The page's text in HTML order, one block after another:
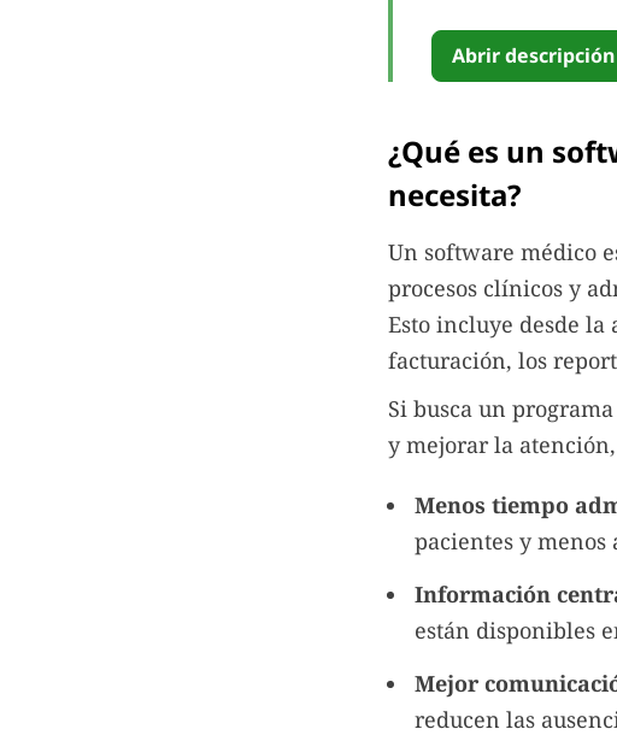
Abrir
¿Qué es un
necesita?
Un software médico
procesos clínicos y
Esto incluye desde
facturación, los
Si busca un
y mejorar la
Menos tiempo
pacientes y
Información
están disponibles
Mejor
reducen las